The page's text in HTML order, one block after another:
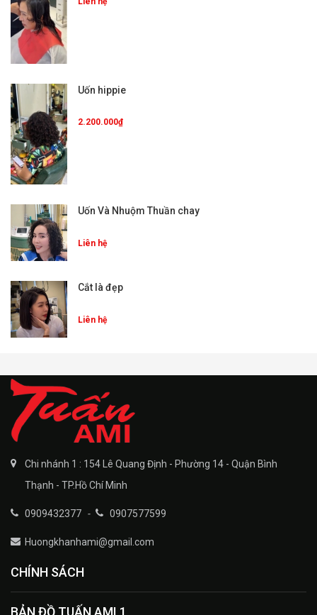
Uốn hippie
2.200.000₫
Uốn Và Nhuộm Thuần chay
Liên hệ
Cắt là đẹp
Liên hệ
Chi nhánh 1 : 154 Lê Quang Định - Phường 14 - Quận Bình
Thạnh - TP.Hồ Chí Minh
0909432377 - 0907577599
Huongkhanhami@gmail.com
CHÍNH SÁCH